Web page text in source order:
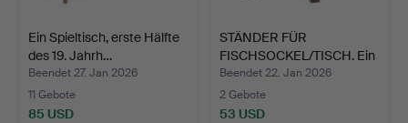
Ein Spieltisch, erste Hälfte
des 19. Jahrh…
Beendet 27. Jan 2026
11 Gebote
85 USD
STÄNDER FÜR
FISCHSOCKEL/TISCH. Ein
Holz/St…
Beendet 22. Jan 2026
2 Gebote
53 USD